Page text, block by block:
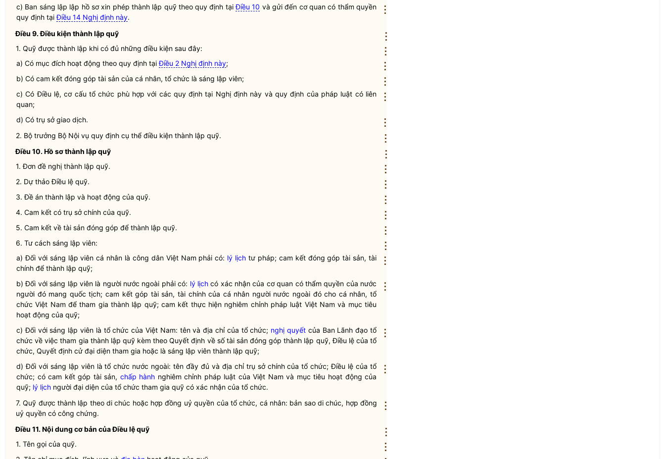
c) Ban sáng lập lập hồ sơ xin phép thành lập quỹtheo quy định tạiĐiều 10 và gửi đến cơ quan có thẩmquyền
quy định tạiĐiều 14 Nghị định này.
Điều 9. Điều kiện thành lậpquỹ
1. Quỹ được thành lập khi có đủ những điều kiện sau đây:
a) Có mục đích hoạt động theo quy định tạiĐiều 2 Nghị định này;
b) Có cam kết đóng góp tài sản của cá nhân, tổ chức là sáng lập viên;
c) CóĐiều lệ, cơ cấu tổ chức phù hợp với các quy định tại Nghị định này và quy định của pháp luật có liên
quan;
d) Có trụ sở giao dịch.
2. Bộ trưởng Bộ Nội vụ quy định cụ thể điều kiện thành lập quỹ.
Điều 10. Hồ sơ thành lậpquỹ
1. Đơn đề nghị thành lập quỹ.
2. Dự thảoĐiều lệ quỹ.
3. Đề án thành lập và hoạt động của quỹ.
4. Cam kết có trụ sở chính của quỹ.
5. Cam kết về tài sản đóng góp để thành lập quỹ.
6. Tư cách sáng lập viên:
a) Đối với sáng lập viên cá nhân là công dânViệt Nam phải có: lý lịch tư pháp; cam kết đóng góp tài sản, tài
chính để thành lập quỹ;
b) Đối với sáng lập viên là người nước ngoài phải có: lý lịchcó xác nhận của cơ quan có thẩmquyền của nước
người đó mang quốc tịch; cam kếtgóp tài sản, tài chính của cá nhân người nước ngoài đó cho cá nhân,tổ
chức Việt Nam để tham gia thành lập quỹ; cam kết thực hiện nghiêm chỉnh pháp luật Việt Nam và mục tiêu
hoạt động của quỹ;
c) Đối với sáng lập viên là tổ chức của Việt Nam: tên vàđịa chỉcủa tổ chức; nghị quyết của Ban Lãnh đạo tổ
chức về việc tham gia thành lập quỹkèm theo Quyết định về số tài sản đóng góp thành lập quỹ,Điều lệcủa tổ
chức, Quyết định cử đại diện tham gia hoặc là sáng lập viên thành lập quỹ;
d) Đối với sáng lập viên là tổ chức nước ngoài: tên đầy đủ và địa chỉtrụ sở chính của tổ chức;Điều lệ của tổ
chức; có cam kếtgóp tài sản, chấp hành nghiêm chỉnh pháp luật của Việt Nam và mục tiêu hoạt động của
quỹ; lý lịch người đại diện của tổ chức tham gia quỹ có xác nhận của tổ chức.
7. Quỹ được thành lập theo di chúc hoặc hợp đồng uỷquyền của tổ chức, cá nhân: bản sao di chúc, hợp đồng
uỷ quyền có công chứng.
Điều 11. Nội dung cơ bản củaĐiều lệquỹ
1. Tên gọi của quỹ.
⋮
⋮
⋮
⋮
⋮
⋮
⋮
⋮
⋮
⋮
⋮
⋮
⋮
⋮
⋮
⋮
⋮
⋮
⋮
⋮
⋮
⋮